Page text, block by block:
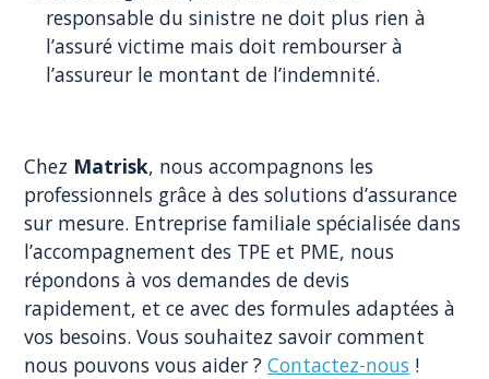
responsable du sinistre ne doit plus rien à
l’assuré victime mais doit rembourser à
l’assureur le montant de l’indemnité.
Chez Matrisk, nous accompagnons les
professionnels grâce à des solutions d’assurance
sur mesure. Entreprise familiale spécialisée dans
l’accompagnement des TPE et PME, nous
répondons à vos demandes de devis
rapidement, et ce avec des formules adaptées à
vos besoins. Vous souhaitez savoir comment
nous pouvons vous aider ?Contactez-nous !